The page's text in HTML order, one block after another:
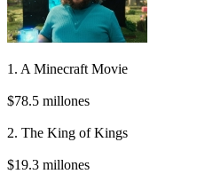
1. A Minecraft Movie
$78.5 millones
2. The King of Kings
$19.3 millones